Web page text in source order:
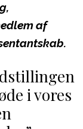
af
i vores